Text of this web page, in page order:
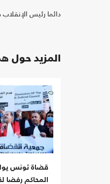
دائما رئيس
المزيد حول
قضاة تونس
المحاكم رفضا